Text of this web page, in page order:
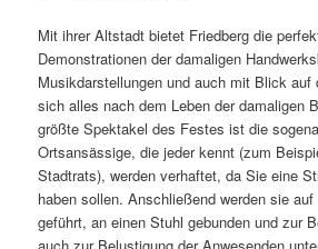
Mit ihrer Altstadt bietet Friedberg die
Demonstrationen der damaligen
Musikdarstellungen und auch mit Blick
sich alles nach dem Leben der damaligen
größte Spektakel des Festes ist die
Ortsansässige, die jeder kennt (zum
Stadtrats), werden verhaftet, da Sie eine
haben sollen. Anschließend werden sie
geführt, an einen Stuhl gebunden und zur
auch zur Belustigung der Anwesenden